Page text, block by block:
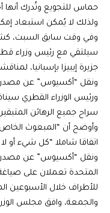
حماس للتجويع وتُدرك أنها
ولذلك لا يُمكن استبعاد
وفي وقت سابق السبت،
سيلتقي مع رئيس وزراء
جزيرة إيبيزا بإسبانيا،
ونقل “أكسيوس” عن
ورئيس الوزراء القطري
سراح جميع الرهائن
وأوضح أن “المبعوث
اتفاقا شاملا “كل شيء أو
ونقل “أكسيوس” عن
المتحدة تعملان على
للأطراف خلال الأسبوعين
والجمعة، وافق مجلس